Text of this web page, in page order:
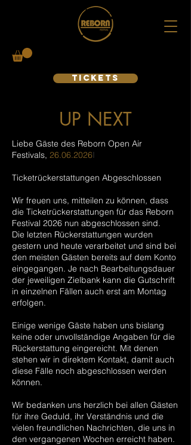
TICKETS
UP NEXT
Liebe Gäste des Reborn Open Air
Festivals, 26.06.2026I
Ticketrückerstattungen Abgeschlossen
Wir freuen uns, mitteilen zu können, dass
die Ticketrückerstattungen für das Reborn
Festival 2026 nun abgeschlossen sind.
Die letzten Rückerstattungen wurden
gestern und heute verarbeitet und sind bei
den meisten Gästen bereits auf dem Konto
eingegangen. Je nach Bearbeitungsdauer
der jeweiligen Zielbank kann die Gutschrift
in einzelnen Fällen auch erst am Montag
erfolgen.
Einige wenige Gäste haben uns bislang
keine oder unvollständige Angaben für die
Rückerstattung eingereicht. Mit denen
stehen wir in direktem Kontakt, damit auch
diese Fälle noch abgeschlossen werden
können.
Wir bedanken uns herzlich bei allen Gästen
für ihre Geduld, ihr Verständnis und die
vielen freundlichen Nachrichten, die uns in
den vergangenen Wochen erreicht haben.